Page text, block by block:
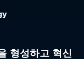
형성하고 혁신